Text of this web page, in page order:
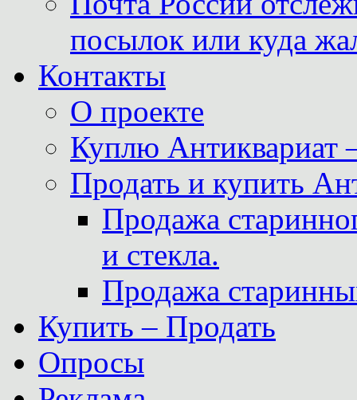
посылок или куда
Контакты
О проекте
Куплю Антиквариат
Продать и купить
Продажа
и стекла.
Продажа
Купить – Продать
Опросы